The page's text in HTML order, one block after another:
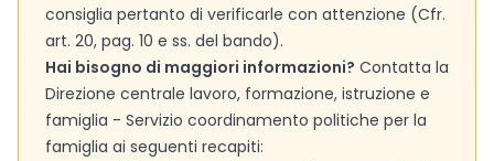
consiglia pertanto di verificarle con attenzione (Cfr.
art. 20, pag. 10 e ss. del bando).
Hai bisogno di maggiori informazioni? Contatta la
Direzione centrale lavoro, formazione, istruzione e
famiglia - Servizio coordinamento politiche per la
famiglia ai seguenti recapiti: